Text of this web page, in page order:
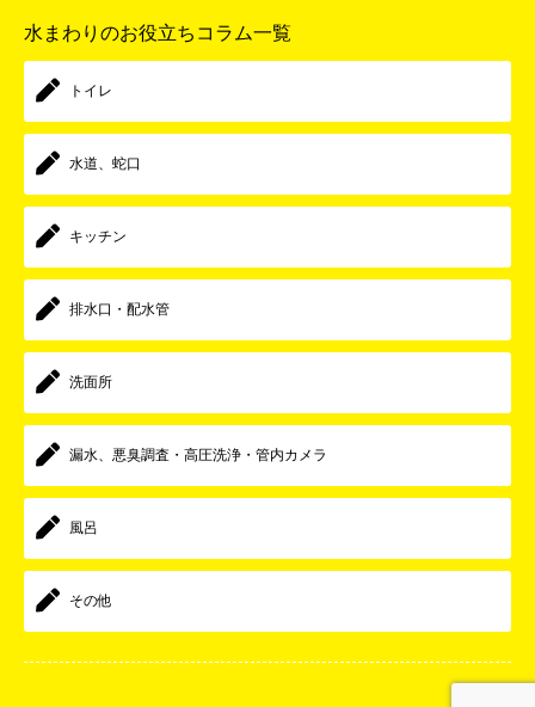
水まわりのお役立ちコラム一覧
トイレ
水道、蛇口
キッチン
排水口・配水管
洗面所
漏水、悪臭調査・高圧洗浄・管内カメラ
風呂
その他